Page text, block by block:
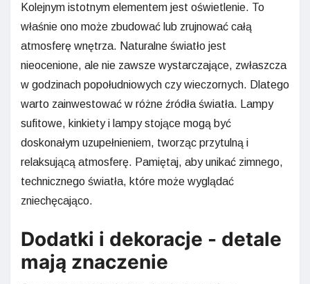
Kolejnym istotnym elementem jest oświetlenie. To
właśnie ono może zbudować lub zrujnować całą
atmosferę wnętrza. Naturalne światło jest
nieocenione, ale nie zawsze wystarczające, zwłaszcza
w godzinach popołudniowych czy wieczornych. Dlatego
warto zainwestować w różne źródła światła. Lampy
sufitowe, kinkiety i lampy stojące mogą być
doskonałym uzupełnieniem, tworząc przytulną i
relaksującą atmosferę. Pamiętaj, aby unikać zimnego,
technicznego światła, które może wyglądać
zniechęcająco.
Dodatki i dekoracje - detale
mają znaczenie